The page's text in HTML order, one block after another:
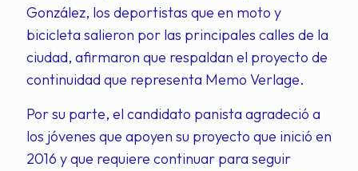
González, los deportistas que en moto y
bicicleta salieron por las principales calles de la
ciudad, afirmaron que respaldan el proyecto de
continuidad que representa Memo Verlage.
Por su parte, el candidato panista agradeció a
los jóvenes que apoyen su proyecto que inició en
2016 y que requiere continuar para seguir